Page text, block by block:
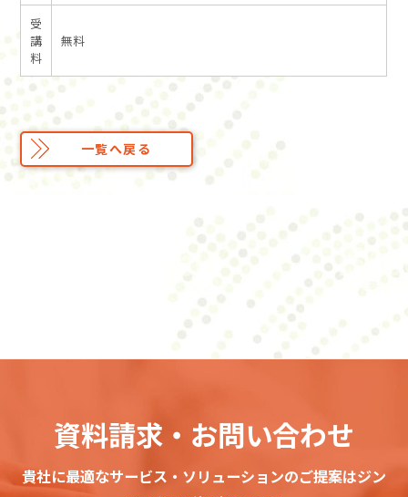
受
講
料
無料
一覧へ戻る
資料請求・お問い合わせ
貴社に最適なサービス・ソリューションのご提案はジン